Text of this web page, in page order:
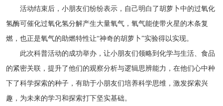
活动结束后，小朋友们纷纷表示，自己明白了胡萝卜中的过氧化
氢酶可催化过氧化氢分解产生大量氧气，氧气能使带火星的木条复
燃，也正是氧气的助燃特性让“神奇的胡萝卜”实验得以实现。
此次科普活动的成功举办，让小朋友们领略到化学与生活、食品
的紧密关联，提升了他们的观察分析与逻辑思辨能力，在他们心中种
下了科学探索的种子，有助于小朋友们培养科学思维，激发探索兴
趣，为未来的学习和探索打下坚实基础。